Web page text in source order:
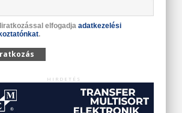
elfogadja adatkezelési
.
HIRDETÉS